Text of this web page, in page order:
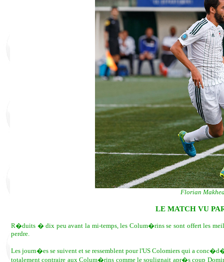
Florian
LE MATCH VU
R�duits � dix peu avant la mi-temps, les Colum�rins se sont offert les
perdre.
Les journ�es se suivent et se ressemblent pour l'US Colomiers qui a
totalement contraire aux Colum�rins comme le soulignait apr�s coup